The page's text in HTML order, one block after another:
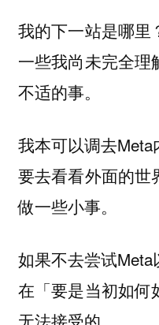
我的下一站是哪里
一些我尚未完全理
不适的事。
我本可以调去
要去看看外面的世
做一些小事。
如果不去尝试
在「要是当初如何
无法接受的。